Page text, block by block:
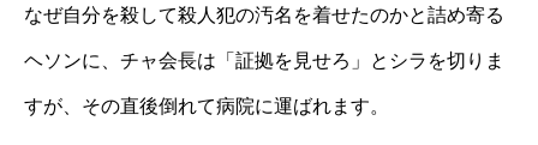
なぜ自分を殺して殺人犯の汚名を着せたのかと詰め寄る
ヘソンに、チャ会長は「証拠を見せろ」とシラを切りま
すが、その直後倒れて病院に運ばれます。